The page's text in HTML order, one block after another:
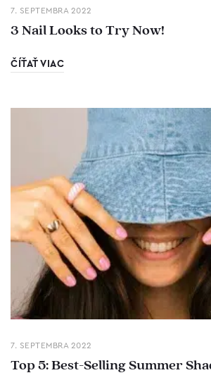
7. SEPTEMBRA 2022
3 Nail Looks to Try Now!
ČÍŤAŤ VIAC
7. SEPTEMBRA 2022
Top 5: Best-Selling Summer